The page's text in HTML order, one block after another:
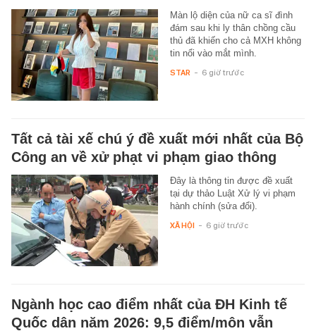
Màn lộ diện của nữ ca sĩ đình
đám sau khi ly thân chồng cầu
thủ đã khiến cho cả MXH không
tin nổi vào mắt mình.
STAR - 6 giờ trước
Tất cả tài xế chú ý đề xuất mới nhất của Bộ
Công an về xử phạt vi phạm giao thông
Đây là thông tin được đề xuất
tại dự thảo Luật Xử lý vi phạm
hành chính (sửa đổi).
XÃ HỘI - 6 giờ trước
Ngành học cao điểm nhất của ĐH Kinh tế
Quốc dân năm 2026: 9,5 điểm/môn vẫn